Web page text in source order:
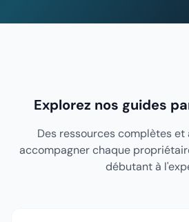
Explorez nos guides
Des ressources complètes
accompagner chaque
débutant à